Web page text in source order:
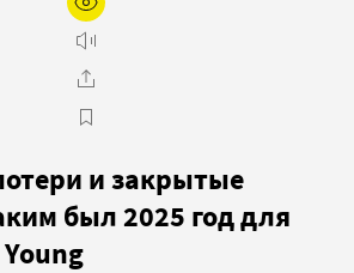
и закрытые
был 2025 год для